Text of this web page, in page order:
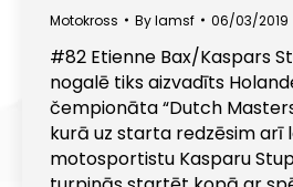
Motokross Bylamsf 06/03/2019
#82 Etienne Bax/Kaspars
nogalē tiks aizvadīts
čempionāta “Dutch
kurā uz starta redzēsim arī
motosportistu Kasparu